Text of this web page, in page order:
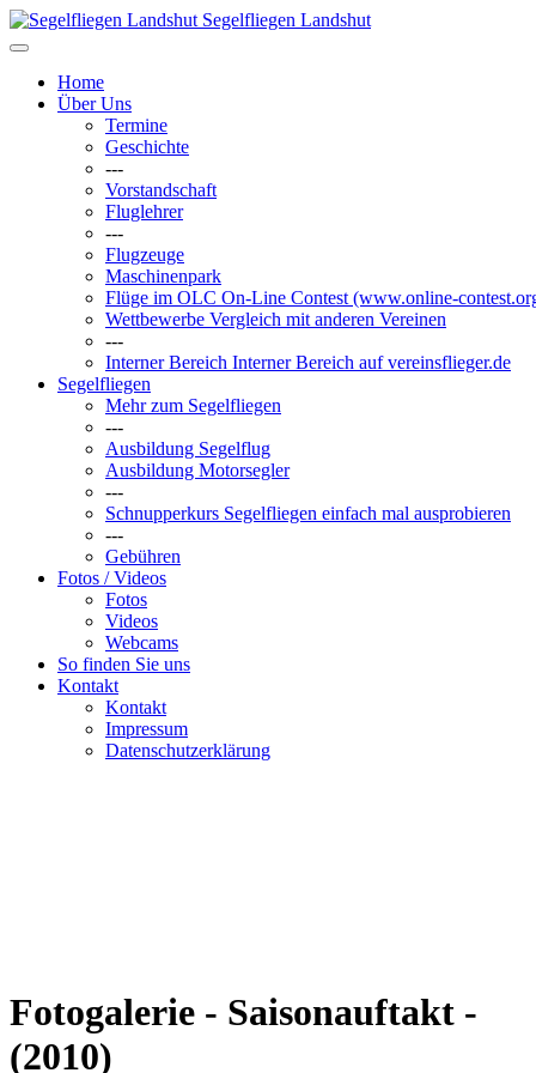
Segelfliegen Landshut
Home
Über Uns
Termine
Geschichte
---
Vorstandschaft
Fluglehrer
---
Flugzeuge
Maschinenpark
Flüge im OLC On-Line Contest (www.online-
Wettbewerbe Vergleich mit anderen Vereinen
---
Interner Bereich Interner Bereich auf vereinsflieger.de
Segelfliegen
Mehr zum Segelfliegen
---
Ausbildung Segelflug
Ausbildung Motorsegler
---
Schnupperkurs Segelfliegen einfach mal ausprobieren
---
Gebühren
Fotos / Videos
Fotos
Videos
Webcams
So finden Sie uns
Kontakt
Kontakt
Impressum
Datenschutzerklärung
Fotogalerie - Saisonauftakt -
(2010)